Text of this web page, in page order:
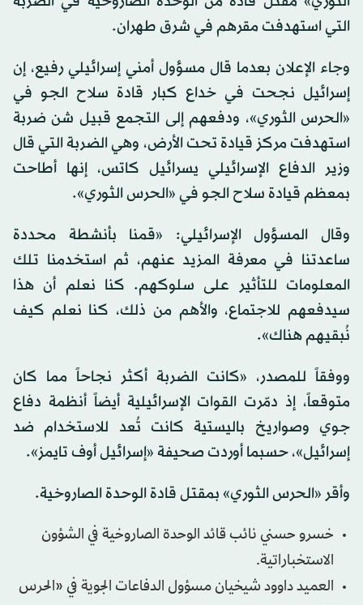
التي استهدفت مقرهم في شرق طهران.
وجاء الإعلان بعدما قال مسؤول أمني إسرائيلي رفيع، إن
إسرائيل نجحت في خداع كبار قادة سلاح الجو في
«الحرس الثوري»، ودفعهم إلى التجمع قبيل شن ضربة
استهدفت مركز قيادة تحت الأرض، وهي الضربة التي قال
وزير الدفاع الإسرائيلي يسرائيل كاتس، إنها أطاحت
بمعظم قيادة سلاح الجو في «الحرس الثوري».
وقال المسؤول الإسرائيلي: «قمنا بأنشطة محددة
ساعدتنا في معرفة المزيد عنهم، ثم استخدمنا تلك
المعلومات للتأثير على سلوكهم. كنا نعلم أن هذا
سيدفعهم للاجتماع، والأهم من ذلك، كنا نعلم كيف
نُبقيهم هناك».
ووفقاً للمصدر، «كانت الضربة أكثر نجاحاً مما كان
متوقعاً، إذ دمّرت القوات الإسرائيلية أيضاً أنظمة دفاع
جوي وصواريخ باليستية كانت تُعد للاستخدام ضد
إسرائيل»، حسبما أوردت صحيفة «إسرائيل أوف تايمز».
وأقر «الحرس الثوري» بمقتل قادة الوحدة الصاروخية.
خسرو حسني نائب قائد الوحدة الصاروخية في الشؤون
الاستخباراتية.
العميد داوود شيخيان مسؤول الدفاعات الجوية في «الحرس